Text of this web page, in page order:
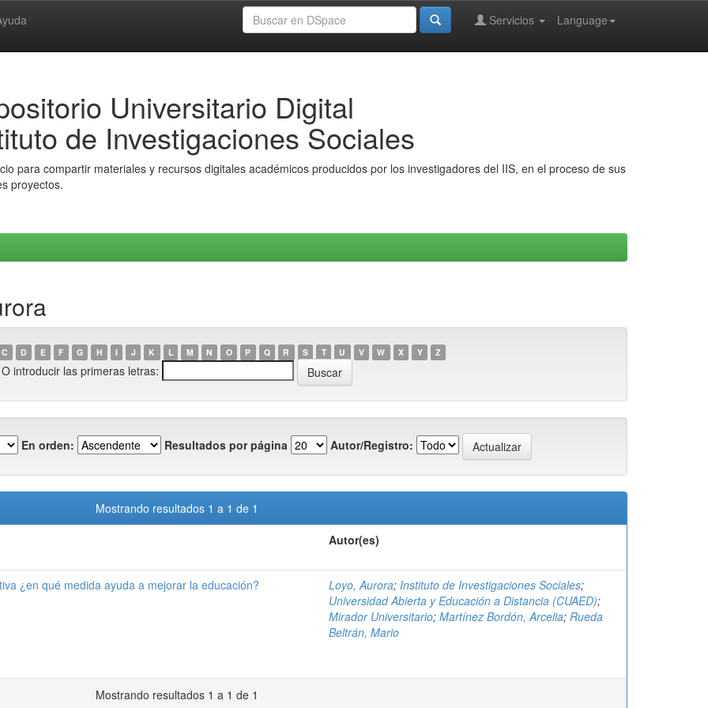
Language
Servicios
Universitario Digital
de Investigaciones Sociales
para compartir materiales y recursos digitales académicos producidos por los investigadores del IIS, en el proceso de sus
proyectos.
C D E F G H I J K L M N O P Q R S T U V W X Y Z
O introducir las primeras letras:
En orden: Resultados por página Autor/Registro:
Mostrando resultados 1 a 1 de 1
Autor(es)
¿en qué medida ayuda a mejorar la educación? Loyo, Aurora; Instituto de Investigaciones Sociales;
Universidad Abierta y Educación a Distancia (CUAED);
Mirador Universitario; Martínez Bordón, Arcelia; Rueda
Beltrán, Mario
Mostrando resultados 1 a 1 de 1